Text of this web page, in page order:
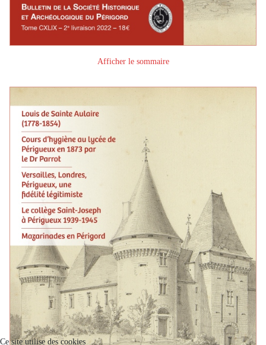
Afficher le sommaire
Ce site utilise des cookies